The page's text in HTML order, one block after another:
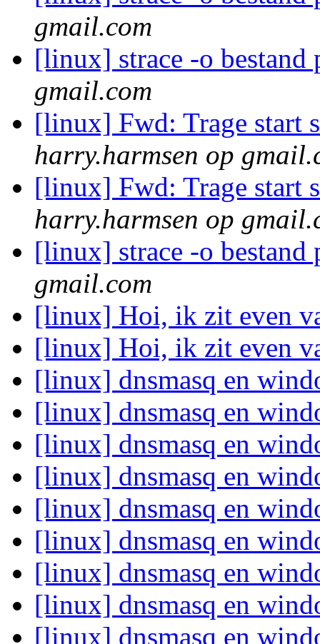
gmail.com
[linux] strace -o bestand
gmail.com
[linux] Fwd: Trage
harry.harmsen op
[linux] Fwd: Trage
harry.harmsen op
[linux] strace -o bestand
gmail.com
[linux] Hoi, ik zit even
[linux] Hoi, ik zit even
[linux] dnsmasq en
[linux] dnsmasq en
[linux] dnsmasq en
[linux] dnsmasq en
[linux] dnsmasq en
[linux] dnsmasq en
[linux] dnsmasq en
[linux] dnsmasq en
[linux] dnsmasq en